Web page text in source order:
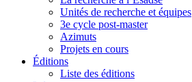
Unités de recherche et équipes
3e cycle post-master
Azimuts
Projets en cours
Éditions
Liste des éditions